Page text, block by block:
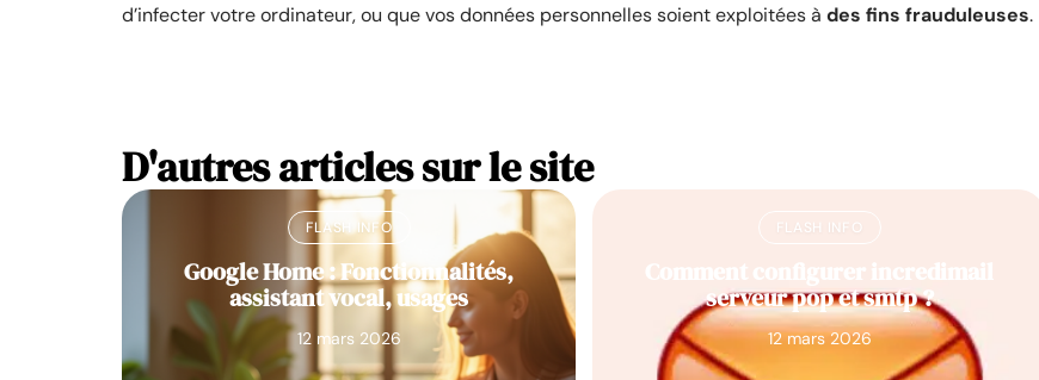
d’infecter votre ordinateur, ou que vos données personnelles soient exploitées à des fins frauduleuses.
D'autres articles sur le site
FLASH INFO
Google Home : Fonctionnalités,
assistant vocal, usages
12 mars 2026
FLASH INFO
Comment configurer incredimail
serveur pop et smtp ?
12 mars 2026